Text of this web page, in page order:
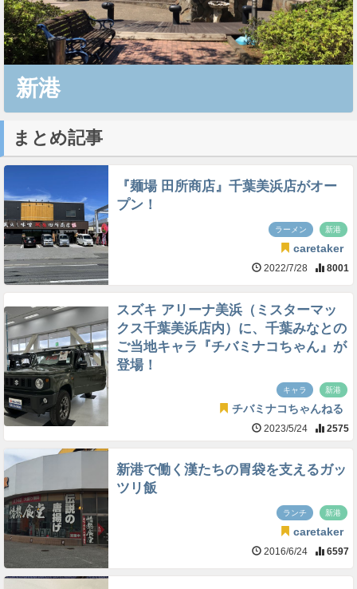
新港
まとめ記事
『麺場 田所商店』千葉美浜店がオー
プン！
ラーメン 新港
caretaker
2022/7/28 8001
スズキ アリーナ美浜（ミスターマッ
クス千葉美浜店内）に、千葉みなとの
ご当地キャラ『チバミナコちゃん』が
登場！
キャラ 新港
チバミナコちゃんねる
2023/5/24 2575
新港で働く漢たちの胃袋を支えるガッ
ツリ飯
ランチ 新港
caretaker
2016/6/24 6597